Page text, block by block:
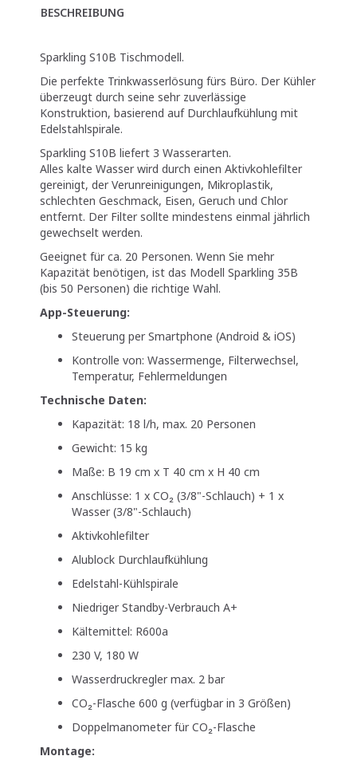
BESCHREIBUNG
Sparkling S10B Tischmodell.
Die perfekte Trinkwasserlösung fürs Büro. Der Kühler
überzeugt durch seine sehr zuverlässige
Konstruktion, basierend auf Durchlaufkühlung mit
Edelstahlspirale.
Sparkling S10B liefert 3 Wasserarten.
Alles kalte Wasser wird durch einen Aktivkohlefilter
gereinigt, der Verunreinigungen, Mikroplastik,
schlechten Geschmack, Eisen, Geruch und Chlor
entfernt. Der Filter sollte mindestens einmal jährlich
gewechselt werden.
Geeignet für ca. 20 Personen. Wenn Sie mehr
Kapazität benötigen, ist das Modell Sparkling 35B
(bis 50 Personen) die richtige Wahl.
App-Steuerung:
Steuerung per Smartphone (Android & iOS)
Kontrolle von: Wassermenge, Filterwechsel,
Temperatur, Fehlermeldungen
Technische Daten:
Kapazität: 18 l/h, max. 20 Personen
Gewicht: 15 kg
Maße: B 19 cm x T 40 cm x H 40 cm
Anschlüsse: 1 x CO₂ (3/8"-Schlauch) + 1 x
Wasser (3/8"-Schlauch)
Aktivkohlefilter
Alublock Durchlaufkühlung
Edelstahl-Kühlspirale
Niedriger Standby-Verbrauch A+
Kältemittel: R600a
230 V, 180 W
Wasserdruckregler max. 2 bar
CO₂-Flasche 600 g (verfügbar in 3 Größen)
Doppelmanometer für CO₂-Flasche
Montage: